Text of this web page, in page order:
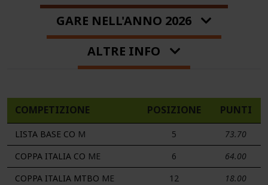
GARE NELL'ANNO 2026
ALTRE INFO
COMPETIZIONE POSIZIONE PUNTI
LISTA BASE CO M 5
73.70
COPPA ITALIA CO ME 6
64.00
COPPA ITALIA MTBO ME 12
18.00